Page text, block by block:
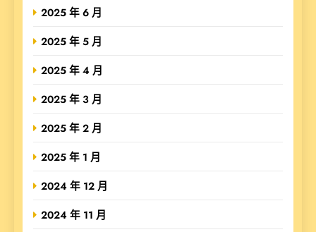
2025 年 6 月
2025 年 5 月
2025 年 4 月
2025 年 3 月
2025 年 2 月
2025 年 1 月
2024 年 12 月
2024 年 11 月